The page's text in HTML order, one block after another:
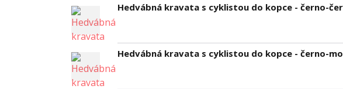
Hedvábná kravata s cyklistou do kopce - černo-
Hedvábná kravata s cyklistou do kopce - černo-